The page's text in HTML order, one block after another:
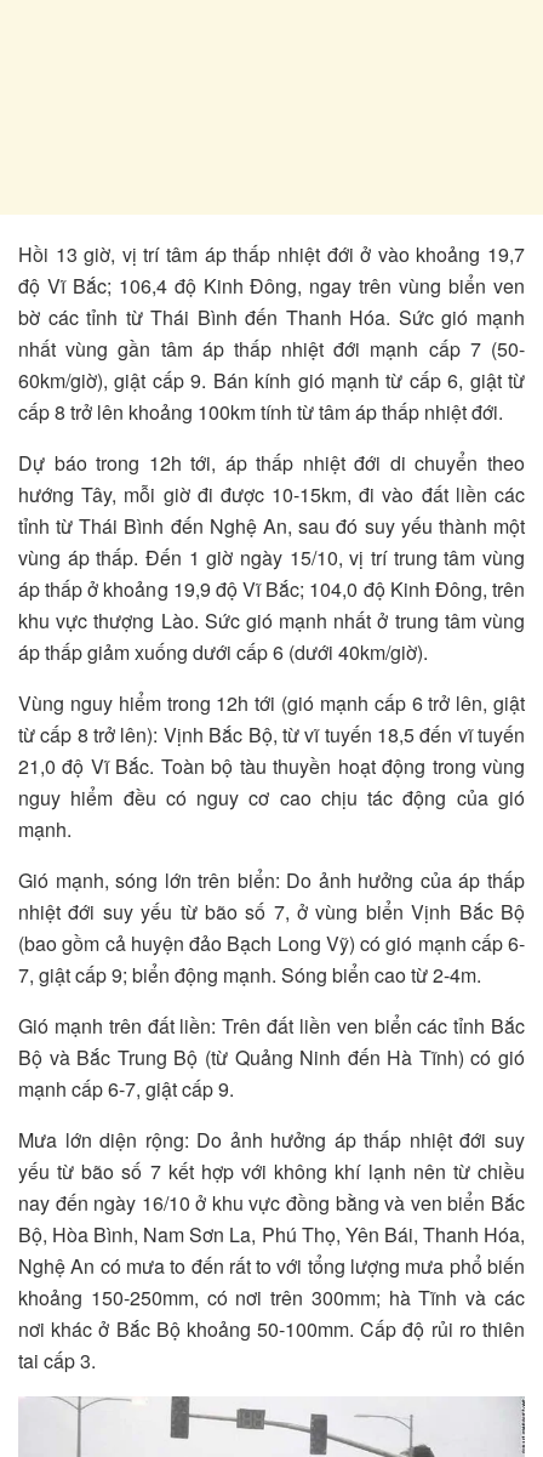
Hồi 13 giờ, vị trí tâm áp thấp nhiệt đới ở vào khoảng 19,7
độ Vĩ Bắc; 106,4 độ Kinh Đông, ngay trên vùng biển ven
bờ các tỉnh từ Thái Bình đến Thanh Hóa. Sức gió mạnh
nhất vùng gần tâm áp thấp nhiệt đới mạnh cấp 7 (50-
60km/giờ), giật cấp 9. Bán kính gió mạnh từ cấp 6, giật từ
cấp 8 trở lên khoảng 100km tính từ tâm áp thấp nhiệt đới.
Dự báo trong 12h tới, áp thấp nhiệt đới di chuyển theo
hướng Tây, mỗi giờ đi được 10-15km, đi vào đất liền các
tỉnh từ Thái Bình đến Nghệ An, sau đó suy yếu thành một
vùng áp thấp. Đến 1 giờ ngày 15/10, vị trí trung tâm vùng
áp thấp ở khoảng 19,9 độ Vĩ Bắc; 104,0 độ Kinh Đông, trên
khu vực thượng Lào. Sức gió mạnh nhất ở trung tâm vùng
áp thấp giảm xuống dưới cấp 6 (dưới 40km/giờ).
Vùng nguy hiểm trong 12h tới (gió mạnh cấp 6 trở lên, giật
từ cấp 8 trở lên): Vịnh Bắc Bộ, từ vĩ tuyến 18,5 đến vĩ tuyến
21,0 độ Vĩ Bắc. Toàn bộ tàu thuyền hoạt động trong vùng
nguy hiểm đều có nguy cơ cao chịu tác động của gió
mạnh.
Gió mạnh, sóng lớn trên biển: Do ảnh hưởng của áp thấp
nhiệt đới suy yếu từ bão số 7, ở vùng biển Vịnh Bắc Bộ
(bao gồm cả huyện đảo Bạch Long Vỹ) có gió mạnh cấp 6-
7, giật cấp 9; biển động mạnh. Sóng biển cao từ 2-4m.
Gió mạnh trên đất liền: Trên đất liền ven biển các tỉnh Bắc
Bộ và Bắc Trung Bộ (từ Quảng Ninh đến Hà Tĩnh) có gió
mạnh cấp 6-7, giật cấp 9.
Mưa lớn diện rộng: Do ảnh hưởng áp thấp nhiệt đới suy
yếu từ bão số 7 kết hợp với không khí lạnh nên từ chiều
nay đến ngày 16/10 ở khu vực đồng bằng và ven biển Bắc
Bộ, Hòa Bình, Nam Sơn La, Phú Thọ, Yên Bái, Thanh Hóa,
Nghệ An có mưa to đến rất to với tổng lượng mưa phổ biến
khoảng 150-250mm, có nơi trên 300mm; hà Tĩnh và các
nơi khác ở Bắc Bộ khoảng 50-100mm. Cấp độ rủi ro thiên
tai cấp 3.